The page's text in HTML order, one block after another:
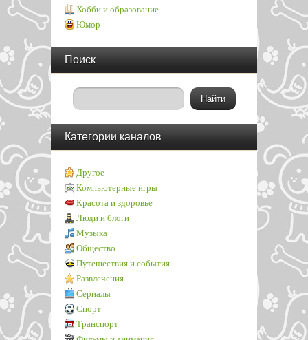
Хобби и образование
Юмор
Поиск
Категории каналов
Другое
Компьютерные игры
Красота и здоровье
Люди и блоги
Музыка
Общество
Путешествия и события
Развлечения
Сериалы
Спорт
Транспорт